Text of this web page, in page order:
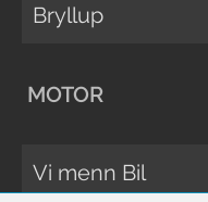
Bryllup
MOTOR
Vi menn Bil